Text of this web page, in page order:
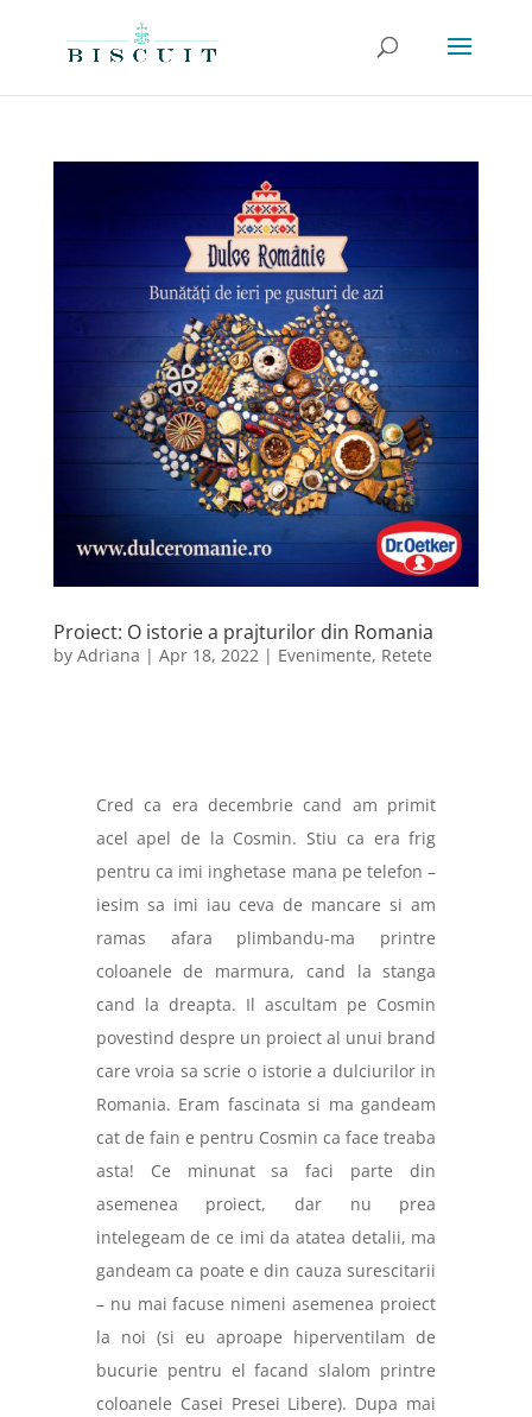
Proiect: O istorie a prajturilor din Romania
by Adriana | Apr 18, 2022| Evenimente, Retete
Cred ca era decembrie cand am primit
acel apel de la Cosmin. Stiu ca era frig
pentru ca imi inghetase mana pe telefon –
iesim sa imi iau ceva de mancare si am
ramas afara plimbandu-ma printre
coloanele de marmura, cand la stanga
cand la dreapta. Il ascultam pe Cosmin
povestind despre un proiect al unui brand
care vroia sa scrie o istorie a dulciurilor in
Romania. Eram fascinata si ma gandeam
cat de fain e pentru Cosmin ca face treaba
asta! Ce minunat sa faci parte din
asemenea proiect, dar nu prea
intelegeam de ce imi da atatea detalii, ma
gandeam ca poate e din cauza surescitarii
– nu mai facuse nimeni asemenea proiect
la noi (si eu aproape hiperventilam de
bucurie pentru el facand slalom printre
coloanele Casei Presei Libere). Dupa mai